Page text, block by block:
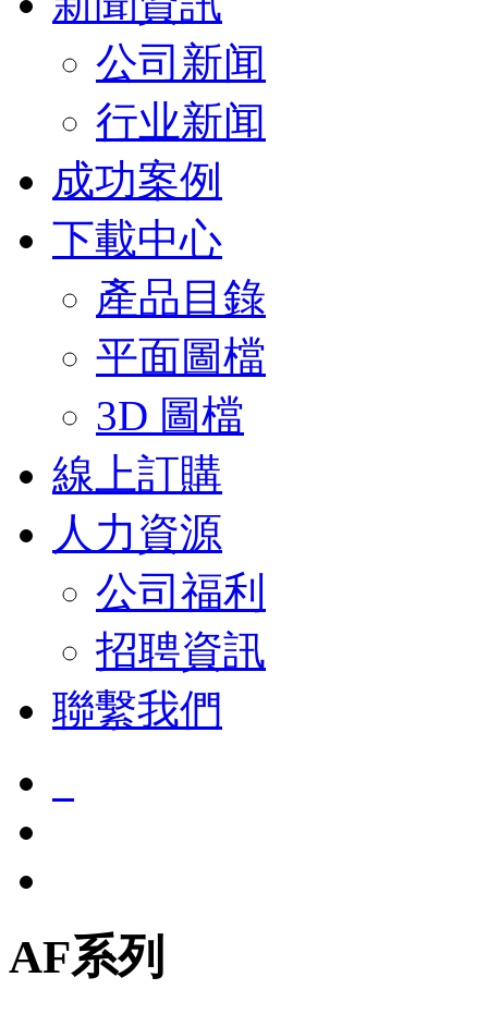
公司新闻
行业新闻
成功案例
下載中心
產品目錄
平面圖檔
3D 圖檔
線上訂購
人力資源
公司福利
招聘資訊
聯繫我們
AF系列